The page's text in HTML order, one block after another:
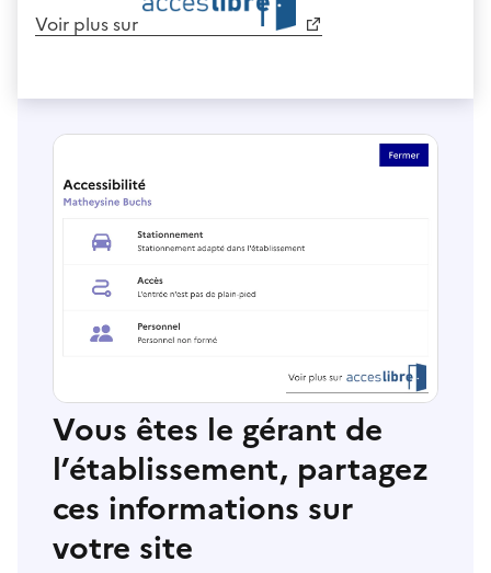
Voir plus sur
Vous êtes le gérant de
l’établissement, partagez
ces informations sur
votre site